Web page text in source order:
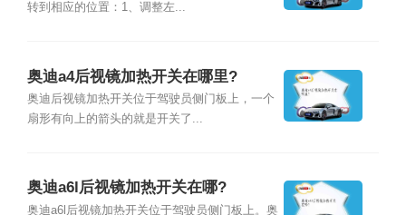
转到相应的位置：1、调整左...
奥迪a4后视镜加热开关在哪里?
奥迪后视镜加热开关位于驾驶员侧门板上，一个
扇形有向上的箭头的就是开关了...
奥迪a6l后视镜加热开关在哪?
奥迪a6l后视镜加热开关位于驾驶员侧门板上。奥